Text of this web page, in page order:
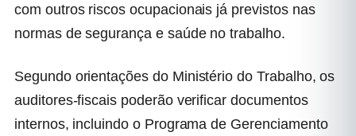
com outros riscos ocupacionais já previstos nas
normas de segurança e saúde no trabalho.
Segundo orientações do Ministério do Trabalho, os
auditores-fiscais poderão verificar documentos
internos, incluindo o Programa de Gerenciamento